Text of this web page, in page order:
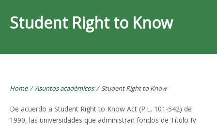
Student Right to Know
Home /Asuntos académicos / Student Right to Know
De acuerdo a Student Right to Know Act (P.L. 101-542) de
1990, las universidades que administran fondos de Título IV